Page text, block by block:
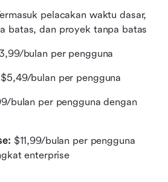
pelacakan waktu dasar,
batas, dan proyek tanpa batas
bulan per pengguna
$5,49/bulan per pengguna
bulan per pengguna dengan
$11,99/bulan per pengguna
enterprise